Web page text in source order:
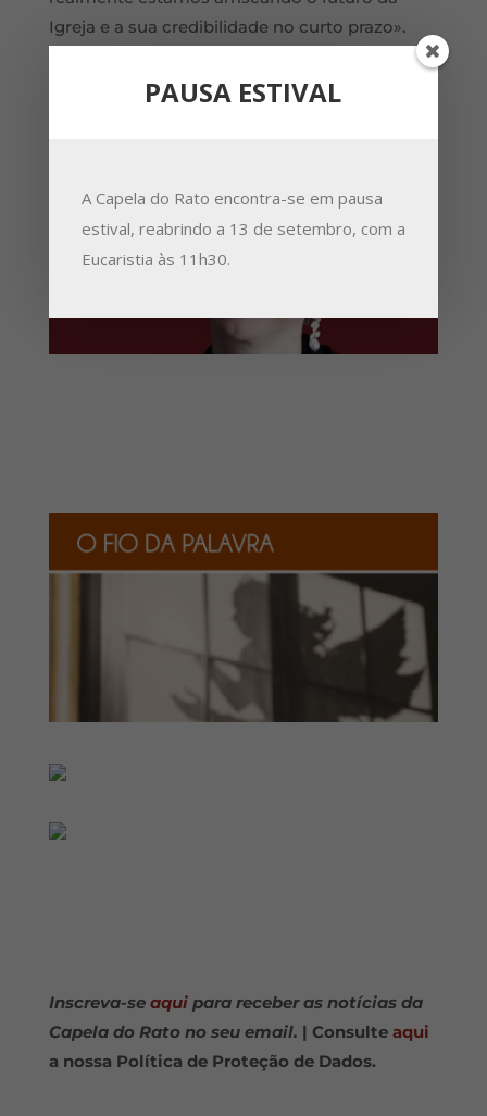
Igreja e a sua credibilidade no curto prazo».
(PDF – clique aqui para download)
Inscreva-se aquipara receber as notícias da
Capela do Rato no seu email. | Consulte aqui
a nossa Política de Proteção de Dados.
PAUSA ESTIVAL
A Capela do Rato encontra-se em pausa
estival, reabrindo a 13 de setembro, com a
Eucaristia às 11h30.